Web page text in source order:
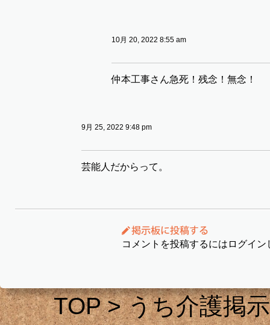
10月 20, 2022 8:55 am
仲本工事さん急死！残念！無念！
9月 25, 2022 9:48 pm
芸能人だからって。
コメントを投稿するにはログイン
TOP>うち介護掲